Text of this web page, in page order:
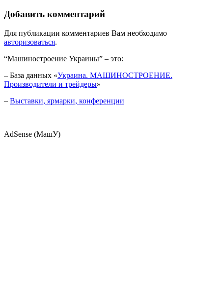
Добавить комментарий
Для публикации комментариев Вам необходимо
авторизоваться.
“Машиностроение Украины” – это:
– База данных «Украина. МАШИНОСТРОЕНИЕ.
Производители и трейдеры»
– Выставки, ярмарки, конференции
AdSense (МашУ)